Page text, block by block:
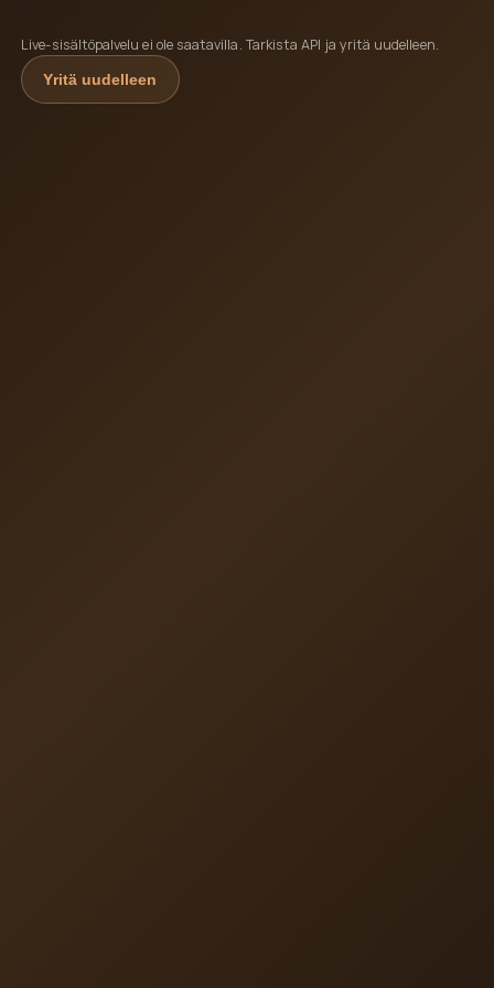
Live-sisältöpalvelu ei ole saatavilla. Tarkista API ja yritä uudelleen.
Yritä uudelleen